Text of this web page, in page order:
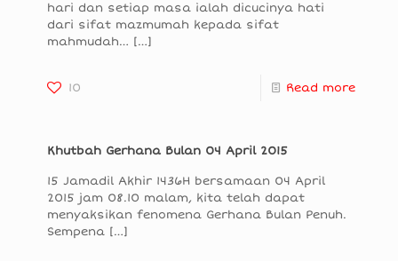
hari dan setiap masa ialah dicucinya hati
dari sifat mazmumah kepada sifat
mahmudah… […]
10 Read more
Khutbah Gerhana Bulan 04 April 2015
15 Jamadil Akhir 1436H bersamaan 04 April
2015 jam 08.10 malam, kita telah dapat
menyaksikan fenomena Gerhana Bulan Penuh.
Sempena […]